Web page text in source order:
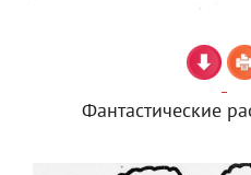
Фантастические